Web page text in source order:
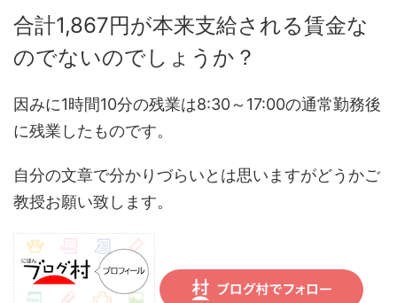
合計1,867円が本来支給される賃金な
のでないのでしょうか？
因みに1時間10分の残業は8:30～17:00の通常勤務後
に残業したものです。
自分の文章で分かりづらいとは思いますがどうかご
教授お願い致します。